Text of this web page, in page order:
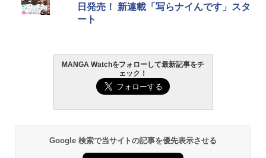
日発売！ 新連載「写らナイんです」スタ
ート
MANGA Watchをフォローして最新記事をチ
ェック！
Google 検索で当サイトの記事を優先表示させる